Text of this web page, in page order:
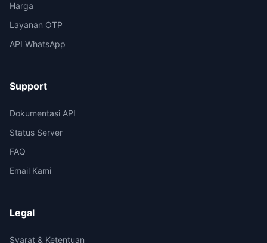
Harga
Layanan OTP
API WhatsApp
Support
Dokumentasi API
Status Server
FAQ
Email Kami
Legal
Syarat & Ketentuan